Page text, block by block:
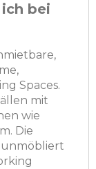
bei
Spaces.
mit
wie
Die
unmöbliert